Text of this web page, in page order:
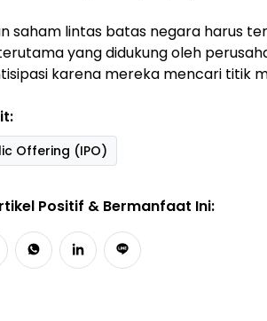
saham lintas batas negara harus
yang didukung oleh
karena mereka mencari titik
Offering (IPO)
Positif & Bermanfaat Ini: